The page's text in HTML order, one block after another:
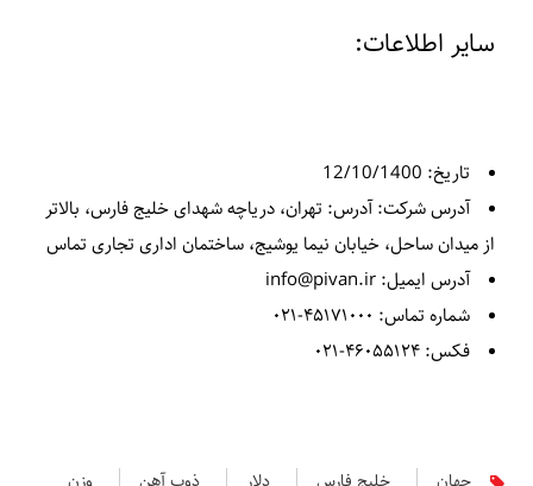
سایر اطلاعات:
تاریخ: 12/10/1400
آدرس شرکت: آدرس‌: تهران، دریاچه شهدای خلیج فارس، بالاتر
از میدان ساحل، خیابان نیما یوشیج، ساختمان اداری تجاری تماس
آدرس ایمیل: info@pivan.ir
شماره تماس: ۴۵۱۷۱۰۰۰-۰۲۱
فکس: ۴۶۰۵۵۱۲۴-۰۲۱
جهان خلیج فارس دلار ذوب آهن وزن